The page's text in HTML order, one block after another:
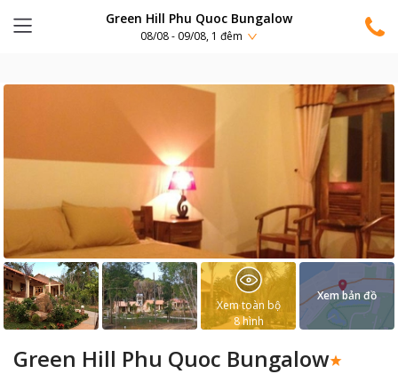
Green Hill Phu Quoc Bungalow
08/08 - 09/08, 1 đêm
Green Hill Phu Quoc Bungalow
Xem toàn bộ
8hình
Xem bản đồ